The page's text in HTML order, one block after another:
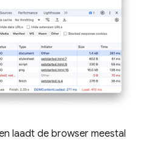
laadt de browser meestal